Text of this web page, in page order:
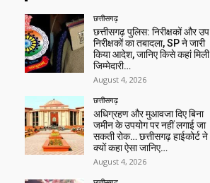
छत्तीसगढ़
छत्तीसगढ़ पुलिस: निरीक्षकों और उप
निरीक्षकों का तबादला, SP ने जारी
किया आदेश, जानिए किसे कहां मिली
जिम्मेदारी…
August 4, 2026
छत्तीसगढ़
अधिग्रहण और मुआवजा दिए बिना
जमीन के उपयोग पर नहीं लगाई जा
सकती रोक… छत्तीसगढ़ हाईकोर्ट ने
क्यों कहा ऐसा जानिए…
August 4, 2026